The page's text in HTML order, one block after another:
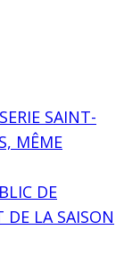
SAINT-
MÊME
DE
LA SAISON